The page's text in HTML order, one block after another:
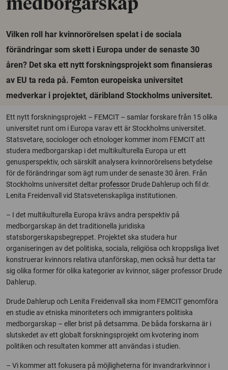
medborgarskap
Vilken roll har kvinnorörelsen spelat i de sociala
förändringar som skett i Europa under de senaste 30
åren? Det ska ett nytt forskningsprojekt som finansieras
av EU ta reda på. Femton europeiska universitet
medverkar i projektet, däribland Stockholms universitet.
Ett nytt forskningsprojekt – FEMCIT – samlar forskare från 15 olika
universitet runt om i Europa varav ett är Stockholms universitet.
Statsvetare, sociologer och etnologer kommer inom FEMCIT att
studera medborgarskap i det multikulturella Europa ur ett
genusperspektiv, och särskilt analysera kvinnorörelsens betydelse
för de förändringar som ägt rum under de senaste 30 åren. Från
Stockholms universitet deltar professor Drude Dahlerup och fil dr.
Lenita Freidenvall vid Statsvetenskapliga institutionen.
– I det multikulturella Europa krävs andra perspektiv på
medborgarskap än det traditionella juridiska
statsborgerskapsbegreppet. Projektet ska studera hur
organiseringen av det politiska, sociala, religiösa och kroppsliga livet
konstruerar kvinnors relativa utanförskap, men också hur detta tar
sig olika former för olika kategorier av kvinnor, säger professor Drude
Dahlerup.
Drude Dahlerup och Lenita Freidenvall ska inom FEMCIT genomföra
en studie av etniska minoriteters och immigranters politiska
medborgarskap – eller brist på detsamma. De båda forskarna är i
slutskedet av ett globalt forskningsprojekt om kvotering inom
politiken och resultaten kommer att användas i studien.
– Vi kommer att fokusera på möjligheterna för invandrarkvinnor i